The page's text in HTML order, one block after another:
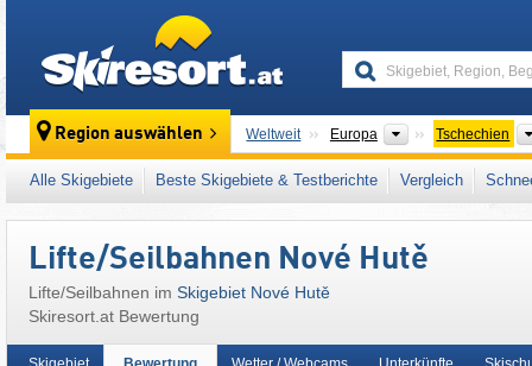
Region auswählen Weltweit Europa Kontinente
Tschechien
Dieses Skigebiet liegt auch in: Böhmerwald
Alle Skigebiete Beste Skigebiete & Testberichte Vergleich
Lifte/Seilbahnen Nové Hutě
Lifte/Seilbahnen im Skigebiet Nové Hutě
Skiresort.at Bewertung